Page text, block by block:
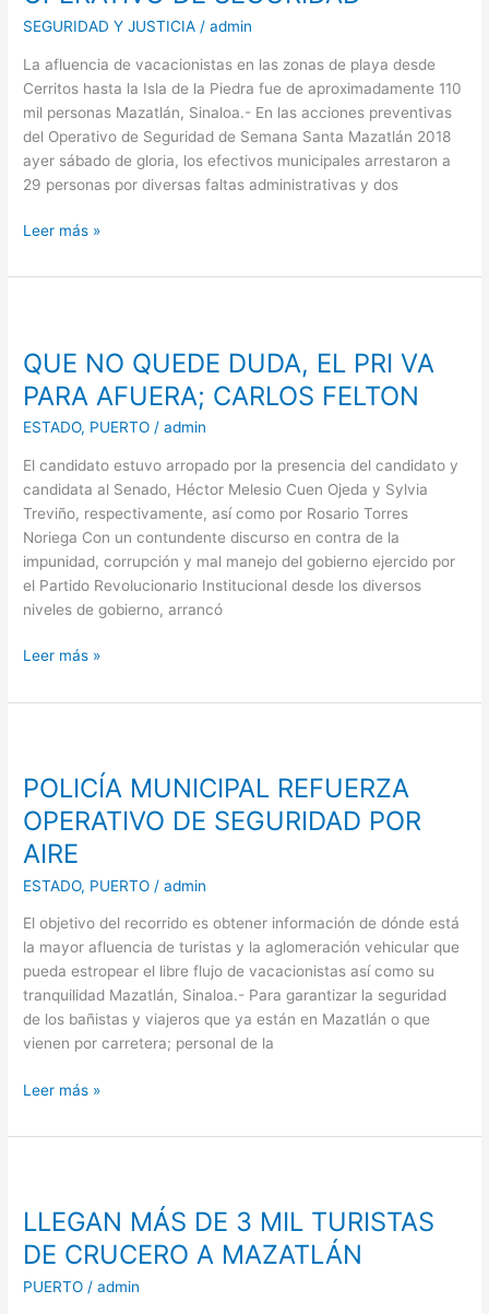
SEGURIDAD Y JUSTICIA /admin
La afluencia de vacacionistas en las zonas de playa desde
Cerritos hasta la Isla de la Piedra fue de aproximadamente 110
mil personas Mazatlán, Sinaloa.- En las acciones preventivas
del Operativo de Seguridad de Semana Santa Mazatlán 2018
ayer sábado de gloria, los efectivos municipales arrestaron a
29 personas por diversas faltas administrativas y dos
A
EXTRAVIADOS
EN
OPERATIVO
DE
SEGURIDAD
Leer más »
QUE NO QUEDE DUDA, EL PRI VA
PARA AFUERA; CARLOS FELTON
ESTADO, PUERTO /admin
El candidato estuvo arropado por la presencia del candidato y
candidata al Senado, Héctor Melesio Cuen Ojeda y Sylvia
Treviño, respectivamente, así como por Rosario Torres
Noriega Con un contundente discurso en contra de la
impunidad, corrupción y mal manejo del gobierno ejercido por
el Partido Revolucionario Institucional desde los diversos
niveles de gobierno, arrancó
QUEDE
DUDA,
EL
PRI
CARLOS
FELTON
Leer más »
POLICÍA MUNICIPAL REFUERZA
OPERATIVO DE SEGURIDAD POR
AIRE
ESTADO, PUERTO /admin
El objetivo del recorrido es obtener información de dónde está
la mayor afluencia de turistas y la aglomeración vehicular que
pueda estropear el libre flujo de vacacionistas así como su
tranquilidad Mazatlán, Sinaloa.- Para garantizar la seguridad
de los bañistas y viajeros que ya están en Mazatlán o que
vienen por carretera; personal de la
REFUERZA
OPERATIVO
DE
SEGURIDAD
POR
Leer más »
LLEGAN MÁS DE 3 MIL TURISTAS
DE CRUCERO A MAZATLÁN
PUERTO /admin
3
MIL
TURISTAS